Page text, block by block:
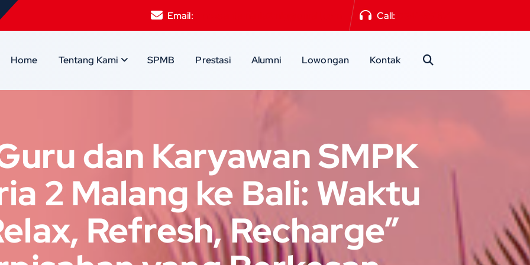
Email: Call:
Home Tentang Kami SPMB Prestasi Alumni Lowongan Kontak
dan Karyawan SMPK
2 Malang ke Bali: Waktu
Refresh, Recharge”